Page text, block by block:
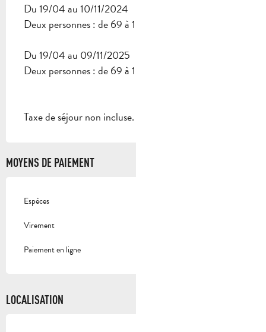
Du 19/04 au 10/11/2024
Deux personnes : de 69 à 109 € (Selon les dates).
Du 19/04 au 09/11/2025
Deux personnes : de 69 à 109 € (Selon les dates).
Taxe de séjour non incluse.
MOYENS DE PAIEMENT
Espèces
Virement
Paiement en ligne
LOCALISATION